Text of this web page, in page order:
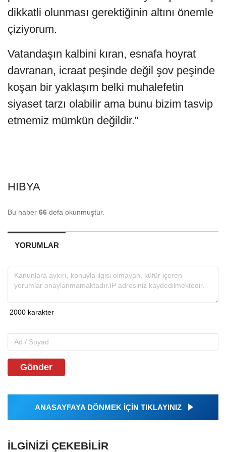
dikkatli olunması gerektiğinin altını önemle
çiziyorum.
Vatandaşın kalbini kıran, esnafa hoyrat
davranan, icraat peşinde değil şov peşinde
koşan bir yaklaşım belki muhalefetin
siyaset tarzı olabilir ama bunu bizim tasvip
etmemiz mümkün değildir."
HIBYA
Bu haber 66 defa okunmuştur.
YORUMLAR
Gönder
ANASAYFAYA DÖNMEK İÇİN TIKLAYINIZ
İLGINIZI ÇEKEBILIR